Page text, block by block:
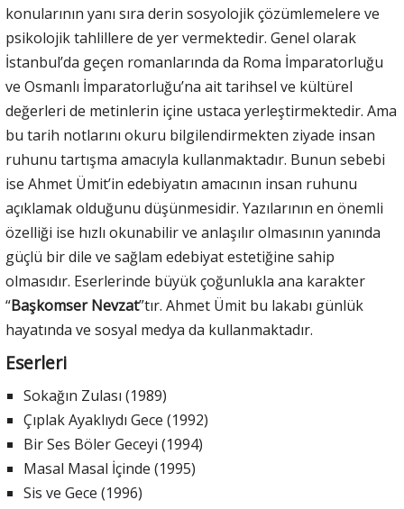
konularının yanı sıra derin sosyolojik çözümlemelere ve
psikolojik tahlillere de yer vermektedir. Genel olarak
İstanbul’da geçen romanlarında da Roma İmparatorluğu
ve Osmanlı İmparatorluğu’na ait tarihsel ve kültürel
değerleri de metinlerin içine ustaca yerleştirmektedir. Ama
bu tarih notlarını okuru bilgilendirmekten ziyade insan
ruhunu tartışma amacıyla kullanmaktadır. Bunun sebebi
ise Ahmet Ümit’in edebiyatın amacının insan ruhunu
açıklamak olduğunu düşünmesidir. Yazılarının en önemli
özelliği ise hızlı okunabilir ve anlaşılır olmasının yanında
güçlü bir dile ve sağlam edebiyat estetiğine sahip
olmasıdır. Eserlerinde büyük çoğunlukla ana karakter
“Başkomser Nevzat”tır. Ahmet Ümit bu lakabı günlük
hayatında ve sosyal medya da kullanmaktadır.
Eserleri
Sokağın Zulası (1989)
Çıplak Ayaklıydı Gece (1992)
Bir Ses Böler Geceyi (1994)
Masal Masal İçinde (1995)
Sis ve Gece (1996)